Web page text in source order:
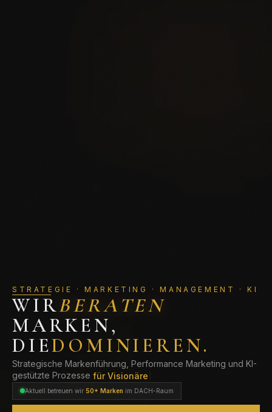
STRATEGIE · MARKETING · MANAGEMENT · KI
WIRSKALIEREN
MARKEN,
DIEDOMINIEREN.
Strategische Markenführung, Performance Marketing und KI-
gestützte Prozesse für Unternehmen
Aktuell betreuen wir 50+ Marken im DACH-Raum